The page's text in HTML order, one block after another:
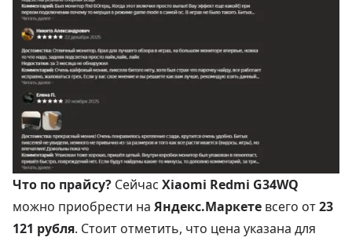
Что по прайсу? Сейчас Xiaomi Redmi G34WQ
можно приобрести на Яндекс.Маркете всего от23
121 рубля. Стоит отметить, что цена указана для